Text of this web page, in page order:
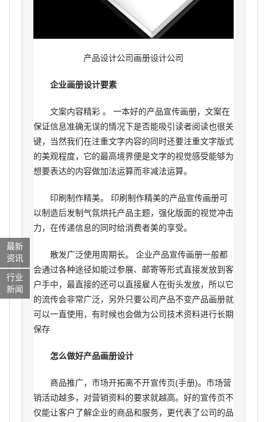
产品设计公司画册设计公司
企业画册设计要素
文案内容精彩 。 一本好的产品宣传画册，文案在
保证信息准确无误的情况下是否能吸引读者阅读也很关
键，当然我们在注重文字内容的同时还要注重文字版式
的美观程度，它的最高境界便是文字的视觉感受能够为
想要表达的内容做加法运算而非减法运算。
印刷制作精美。 印刷制作精美的产品宣传画册可
以制造后发制气氛烘托产品主题，强化版面的视觉冲击
力，在传递信息的同时给消费者美的享受。
散发广泛使用周期长。 企业产品宣传画册一般都
会通过各种途径如能过参展、邮寄等形式直接发放到客
户手中，最直接的还可以直接雇人在街头发放，所以它
的流传会非常广泛，另外只要公司产品不变产品画册就
可以一直使用，有时候也会做为公司技术资料进行长期
保存
怎么做好产品画册设计
商品推广，市场开拓离不开宣传页(手册)。市场营
销活动越多，对营销资料的要求就越高。好的宣传页不
仅能让客户了解企业的商品和服务，更代表了公司的品
最新
资讯
行业
新闻